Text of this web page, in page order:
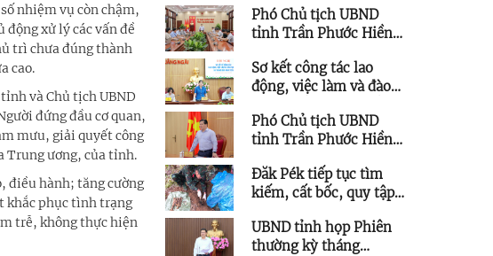
nhiệm vụ còn chậm,
xử lý các vấn đề
trì chưa đúng thành
cao.
và Chủ tịch UBND
đứng đầu cơ quan,
mưu, giải quyết công
Trung ương, của tỉnh.
điều hành; tăng cường
khắc phục tình trạng
trễ, không thực hiện
đọng, kéo dài
Phó Chủ tịch UBND
tỉnh Trần Phước Hiền
Ứng dụng Khoa học và
Công nghệ
Sơ kết công tác lao
động, việc làm và đào
năm 2026
Phó Chủ tịch UBND
tỉnh Trần Phước Hiền
mắc các dự án lưới điện
trên địa bàn tỉnh
Đăk Pék tiếp tục tìm
kiếm, cất bốc, quy tập
UBND tỉnh họp Phiên
thường kỳ tháng